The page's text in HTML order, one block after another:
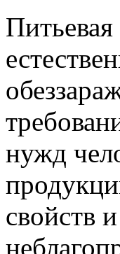
нужд
свойств